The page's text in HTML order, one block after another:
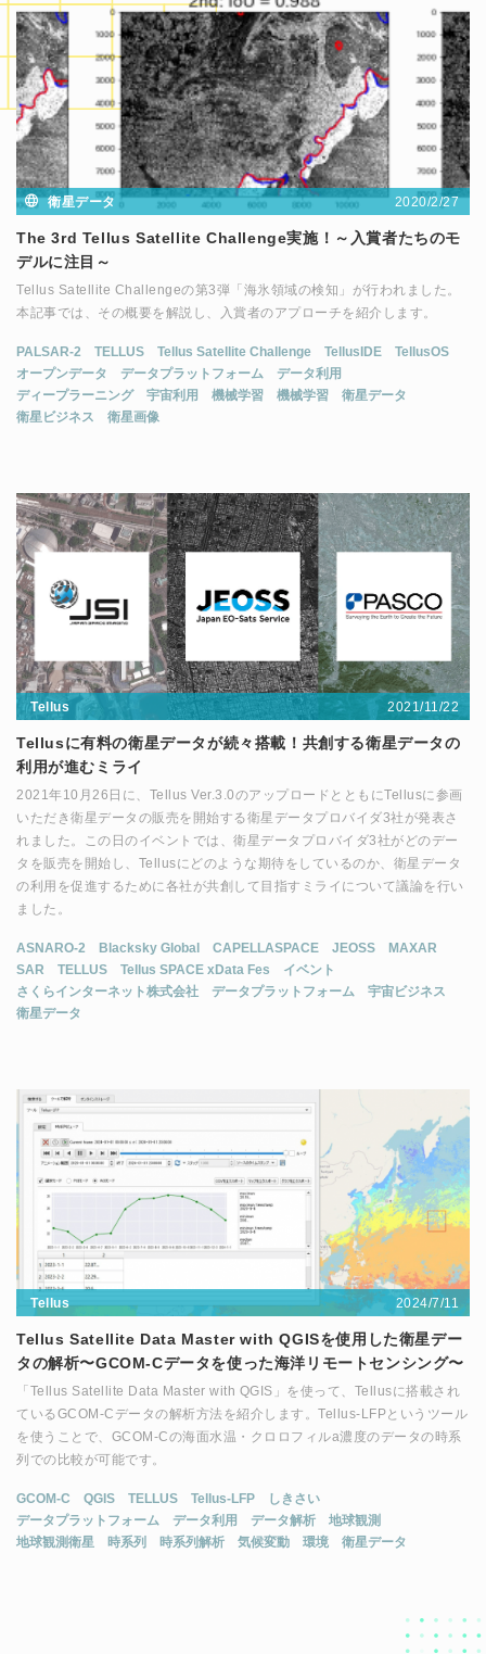
衛星データ 2020/2/27
The 3rd Tellus Satellite Challenge実施！～入賞者たちのモ
デルに注目～
Tellus Satellite Challengeの第3弾「海氷領域の検知」が行われました。
本記事では、その概要を解説し、入賞者のアプローチを紹介します。
PALSAR-2 TELLUS Tellus Satellite Challenge TellusIDE
TellusOS
オープンデータ
データプラットフォーム
データ利用
ディープラーニング
宇宙利用 機械学習 機械学習
衛星データ
衛星ビジネス
衛星画像
Tellus 2021/11/22
Tellusに有料の衛星データが続々搭載！共創する衛星データの
利用が進むミライ
2021年10月26日に、Tellus Ver.3.0のアップロードとともにTellusに参画
いただき衛星データの販売を開始する衛星データプロバイダ3社が発表さ
れました。この日のイベントでは、衛星データプロバイダ3社がどのデー
タを販売を開始し、Tellusにどのような期待をしているのか、衛星データ
の利用を促進するために各社が共創して目指すミライについて議論を行い
ました。
ASNARO-2 Blacksky Global CAPELLASPACE JEOSS
MAXAR
SAR
TELLUS Tellus SPACE xData Fes
イベント
さくらインターネット株式会社
データプラットフォーム
宇宙ビジネス
衛星データ
Tellus 2024/7/11
Tellus Satellite Data Master with QGISを使用した衛星デー
タの解析〜GCOM-Cデータを使った海洋リモートセンシング〜
「Tellus Satellite Data Master with QGIS」を使って、Tellusに搭載され
ているGCOM-Cデータの解析方法を紹介します。Tellus-LFPというツール
を使うことで、GCOM-Cの海面水温・クロロフィルa濃度のデータの時系
列での比較が可能です。
GCOM-C QGIS TELLUS Tellus-LFP
しきさい
データプラットフォーム
データ利用 データ解析
地球観測
地球観測衛星
時系列 時系列解析 気候変動 環境 衛星データ